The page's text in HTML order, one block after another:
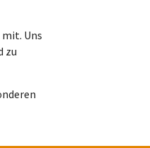
Uns
zu